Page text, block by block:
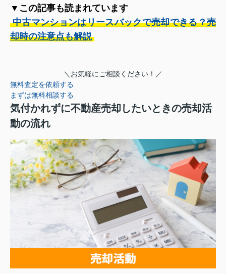
▼この記事も読まれています
中古マンションはリースバックで売却できる？売
却時の注意点も解説
＼お気軽にご相談ください！／
無料査定を依頼する
まずは無料相談する
気付かれずに不動産売却したいときの売却活
動の流れ